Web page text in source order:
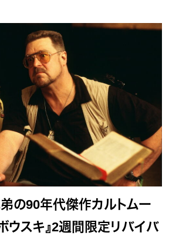
の90年代傑作カルトムー
ボウスキ』2週間限定リバイバ